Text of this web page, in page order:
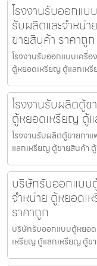
โรงงานรับออกแบ
รับผลิตและจำหน่
ขายสินค้า ราคาถูก
โรงงานรับออกแบบเครื่
ตู้หยอดเหรียญ ตู้แลกเห
โรงงานรับผลิตตู้ข
ตู้หยอดเหรียญ ตู้
โรงงานรับผลิตตู้ขายกา
แลกเหรียญ ตู้ขายสินค้า
บริษัทรับออกแบบ
จำหน่าย ตู้หยอด
ราคาถูก
บริษัทรับออกแบบตู้หยอด
เหรียญ ตู้แลกเหรียญ ตู้ข